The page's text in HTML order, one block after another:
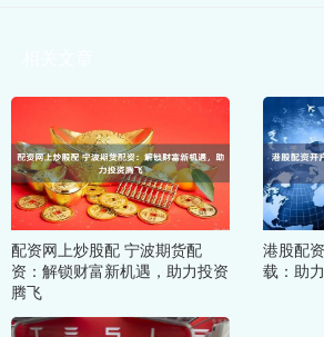
配资网上炒股配 宁波期货配
资：解锁财富新机遇，助力投资
腾飞
港股配
载：助